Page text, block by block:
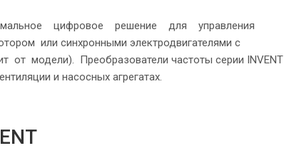
цифровое решение для управления
или синхронными электродвигателями с
от модели). Преобразователи частоты серии INVENT
и насосных агрегатах.